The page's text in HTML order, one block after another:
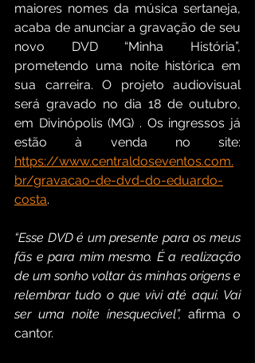
maiores nomes da música sertaneja,
acaba de anunciar a gravação de seu
novo DVD “Minha História”,
prometendo uma noite histórica em
sua carreira. O projeto audiovisual
será gravado no dia 18 de outubro,
em Divinópolis (MG) . Os ingressos já
https://www.centraldoseventos.com.
br/gravacao-de-dvd-do-eduardo-
costa.
“Esse DVD é um presente para os meus
fãs e para mim mesmo. É a realização
de um sonho voltar às minhas origens e
relembrar tudo o que vivi até aqui. Vai
ser uma noite inesquecível”, afirma o
cantor.